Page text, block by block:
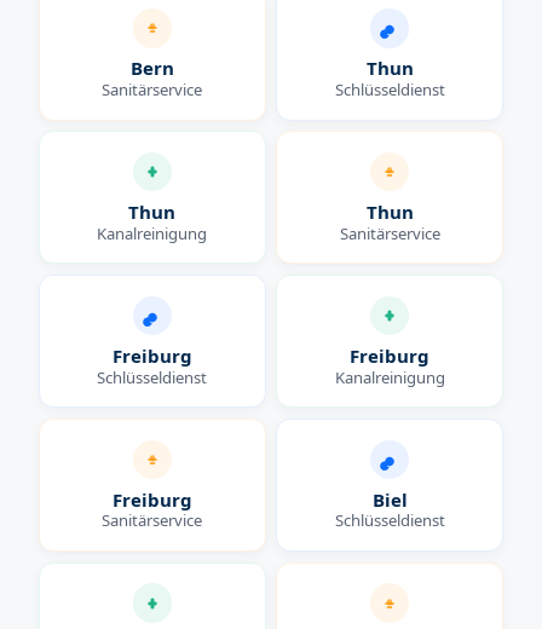
Bern
Sanitärservice
Thun
Schlüsseldienst
Thun
Kanalreinigung
Thun
Sanitärservice
Freiburg
Schlüsseldienst
Freiburg
Kanalreinigung
Freiburg
Sanitärservice
Biel
Schlüsseldienst